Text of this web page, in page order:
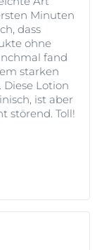
Minuten
dass
ohne
fand
starken
Lotion
ist aber
störend. Toll!